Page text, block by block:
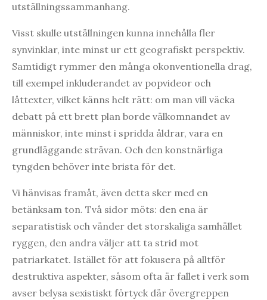
utställningssammanhang.
Visst skulle utställningen kunna innehålla fler
synvinklar, inte minst ur ett geografiskt perspektiv.
Samtidigt rymmer den många okonventionella drag,
till exempel inkluderandet av popvideor och
låttexter, vilket känns helt rätt: om man vill väcka
debatt på ett brett plan borde välkomnandet av
människor, inte minst i spridda åldrar, vara en
grundläggande strävan. Och den konstnärliga
tyngden behöver inte brista för det.
Vi hänvisas framåt, även detta sker med en
betänksam ton. Två sidor möts: den ena är
separatistisk och vänder det storskaliga samhället
ryggen, den andra väljer att ta strid mot
patriarkatet. Istället för att fokusera på alltför
destruktiva aspekter, såsom ofta är fallet i verk som
avser belysa sexistiskt förtyck där övergreppen